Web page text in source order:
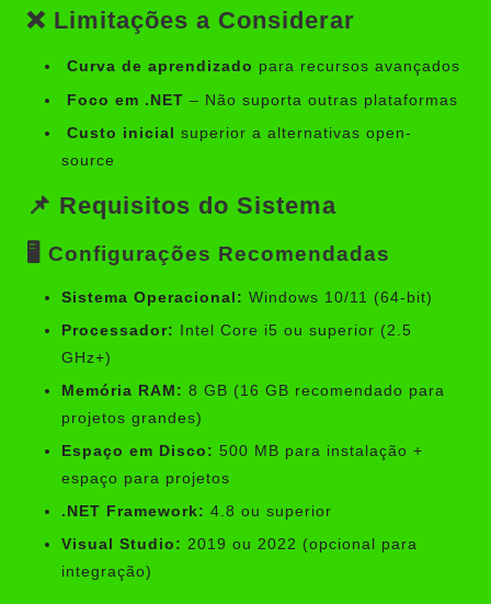
❌ Limitações a Considerar
Curva de aprendizado para recursos avançados
Foco em .NET – Não suporta outras plataformas
Custo inicial superior a alternativas open-
source
📌 Requisitos do Sistema
🖥️ Configurações Recomendadas
Sistema Operacional: Windows 10/11 (64-bit)
Processador:
Intel Core i5 ou superior (2.5
GHz+)
Memória RAM: 8 GB (16 GB recomendado para
projetos grandes)
Espaço em Disco: 500 MB para instalação +
espaço para projetos
.NET Framework: 4.8 ou superior
Visual Studio: 2019 ou 2022 (opcional para
integração)